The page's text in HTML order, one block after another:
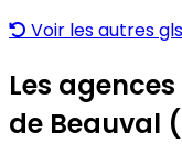
Voir les autres
Les
de Beauval